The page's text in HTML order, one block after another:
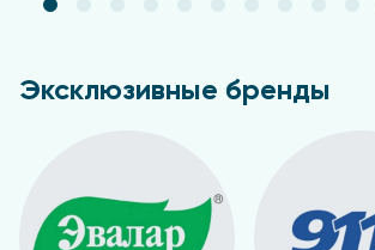
Эксклюзивные бренды